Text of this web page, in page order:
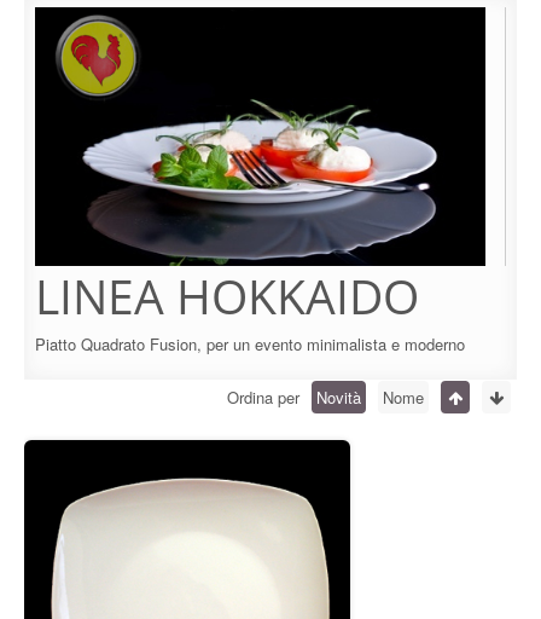
LINEA HOKKAIDO
Piatto Quadrato Fusion, per un evento minimalista e moderno
Ordina per Novità Nome